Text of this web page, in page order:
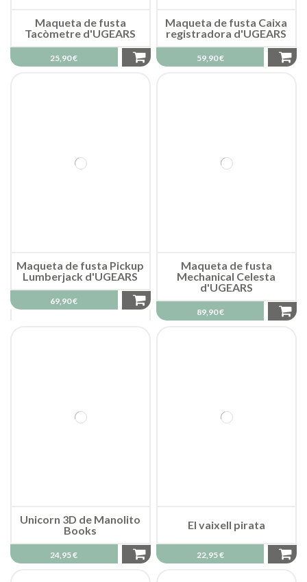
Maqueta de fusta
Tacòmetre d'UGEARS
25,90 €
Maqueta de fusta Caixa
registradora d'UGEARS
59,90 €
Maqueta de fusta Pickup
Lumberjack d'UGEARS
69,90 €
Maqueta de fusta
Mechanical Celesta
d'UGEARS
89,90 €
Unicorn 3D de Manolito
Books
24,95 €
El vaixell pirata
22,95 €